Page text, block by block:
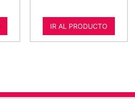
IR AL PRODUCTO